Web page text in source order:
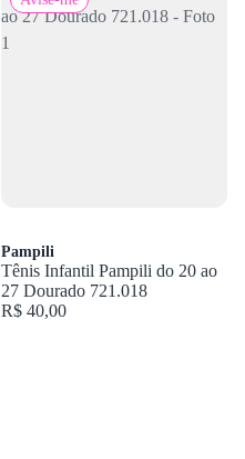
Pampili
Tênis Infantil Pampili do 20 ao
27 Dourado 721.018
R$ 40,00